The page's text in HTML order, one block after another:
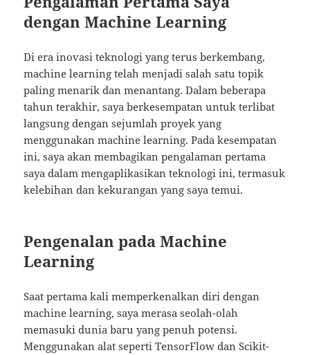
dengan Machine Learning
Di era inovasi teknologi yang terus berkembang,
machine learning telah menjadi salah satu topik
paling menarik dan menantang. Dalam beberapa
tahun terakhir, saya berkesempatan untuk terlibat
langsung dengan sejumlah proyek yang
menggunakan machine learning. Pada kesempatan
ini, saya akan membagikan pengalaman pertama
saya dalam mengaplikasikan teknologi ini, termasuk
kelebihan dan kekurangan yang saya temui.
Pengenalan pada Machine
Learning
Saat pertama kali memperkenalkan diri dengan
machine learning, saya merasa seolah-olah
memasuki dunia baru yang penuh potensi.
Menggunakan alat seperti TensorFlow dan Scikit-